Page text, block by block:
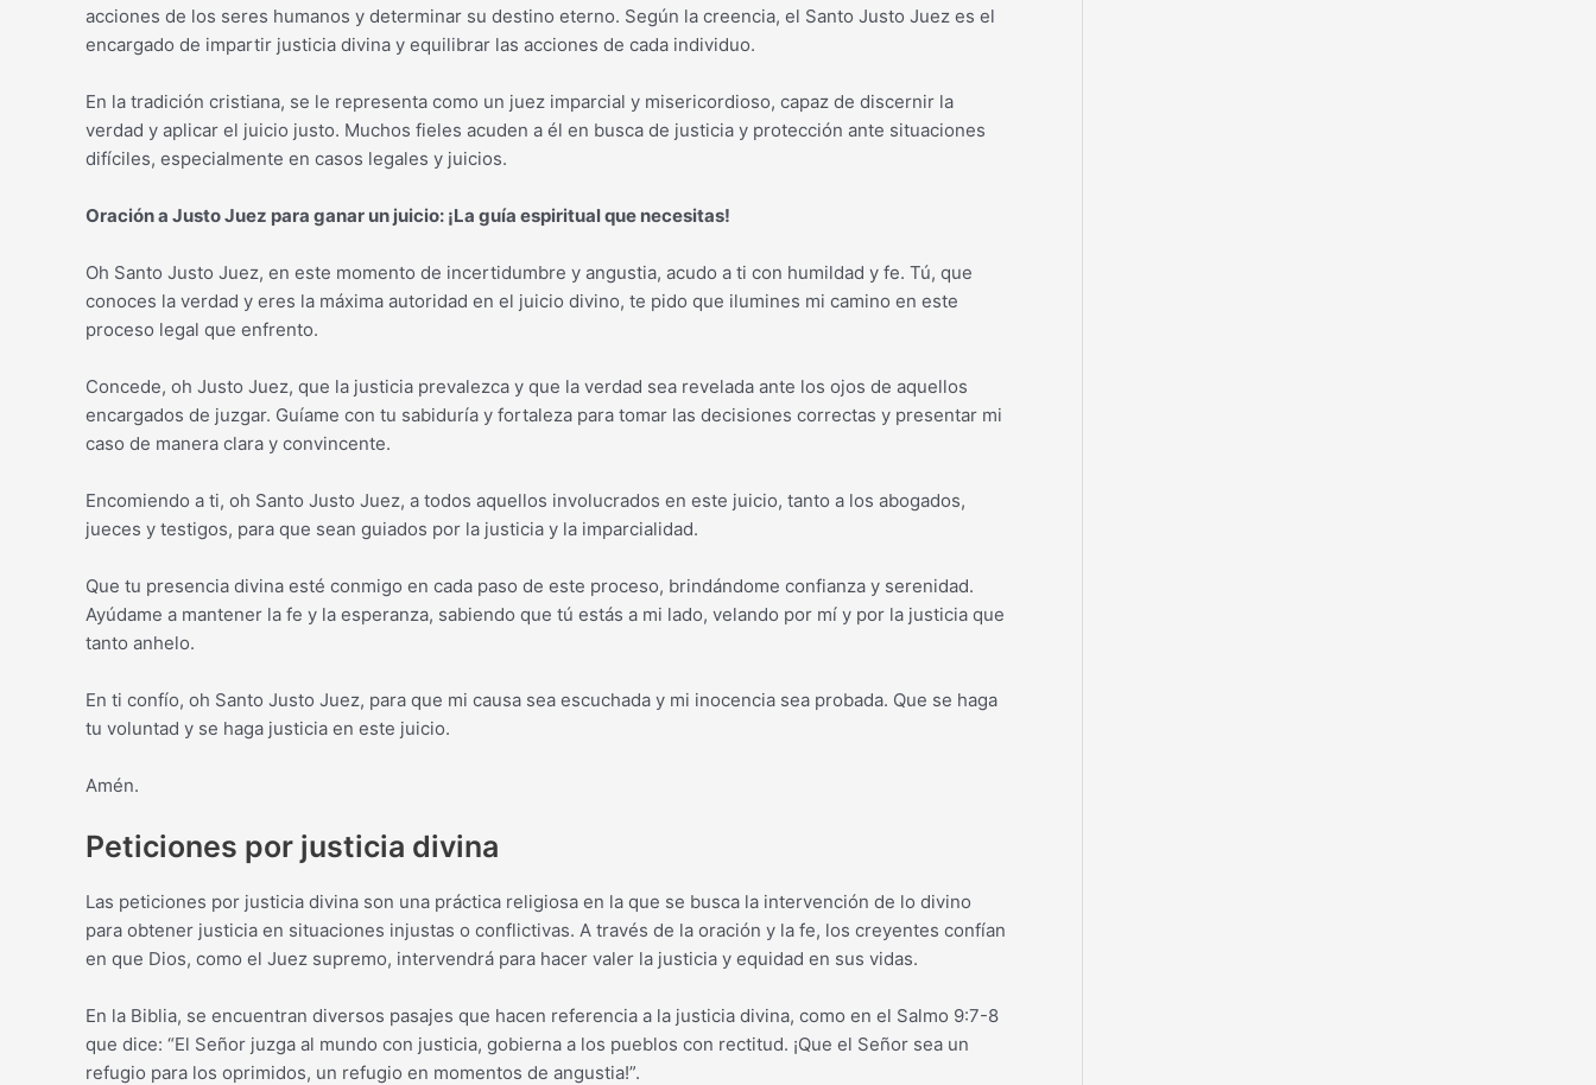
acciones de los seres humanos y determinar su destino eterno. Según la creencia, el Santo Justo Juez es el
encargado de impartir justicia divina y equilibrar las acciones de cada individuo.
En la tradición cristiana, se le representa como un juez imparcial y misericordioso, capaz de discernir la
verdad y aplicar el juicio justo. Muchos fieles acuden a él en busca de justicia y protección ante situaciones
difíciles, especialmente en casos legales y juicios.
Oración a Justo Juez para ganar un juicio: ¡La guía espiritual que necesitas!
Oh Santo Justo Juez, en este momento de incertidumbre y angustia, acudo a ti con humildad y fe. Tú, que
conoces la verdad y eres la máxima autoridad en el juicio divino, te pido que ilumines mi camino en este
proceso legal que enfrento.
Concede, oh Justo Juez, que la justicia prevalezca y que la verdad sea revelada ante los ojos de aquellos
encargados de juzgar. Guíame con tu sabiduría y fortaleza para tomar las decisiones correctas y presentar mi
caso de manera clara y convincente.
Encomiendo a ti, oh Santo Justo Juez, a todos aquellos involucrados en este juicio, tanto a los abogados,
jueces y testigos, para que sean guiados por la justicia y la imparcialidad.
Que tu presencia divina esté conmigo en cada paso de este proceso, brindándome confianza y serenidad.
Ayúdame a mantener la fe y la esperanza, sabiendo que tú estás a mi lado, velando por mí y por la justicia que
tanto anhelo.
En ti confío, oh Santo Justo Juez, para que mi causa sea escuchada y mi inocencia sea probada. Que se haga
tu voluntad y se haga justicia en este juicio.
Amén.
Peticiones por justicia divina
Las peticiones por justicia divina son una práctica religiosa en la que se busca la intervención de lo divino
para obtener justicia en situaciones injustas o conflictivas. A través de la oración y la fe, los creyentes confían
en que Dios, como el Juez supremo, intervendrá para hacer valer la justicia y equidad en sus vidas.
En la Biblia, se encuentran diversos pasajes que hacen referencia a la justicia divina, como en el Salmo 9:7-8
que dice: “El Señor juzga al mundo con justicia, gobierna a los pueblos con rectitud. ¡Que el Señor sea un
refugio para los oprimidos, un refugio en momentos de angustia!”.